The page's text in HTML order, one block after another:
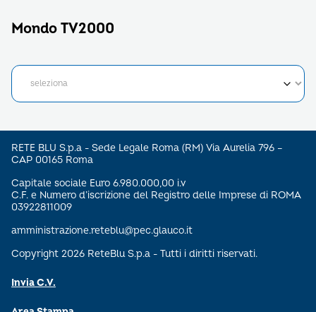
Mondo TV2000
RETE BLU S.p.a - Sede Legale Roma (RM) Via Aurelia 796 –
CAP 00165 Roma
Capitale sociale Euro 6.980.000,00 i.v
C.F. e Numero d’iscrizione del Registro delle Imprese di ROMA
03922811009
amministrazione.reteblu@pec.glauco.it
Copyright 2026 ReteBlu S.p.a - Tutti i diritti riservati.
Invia C.V.